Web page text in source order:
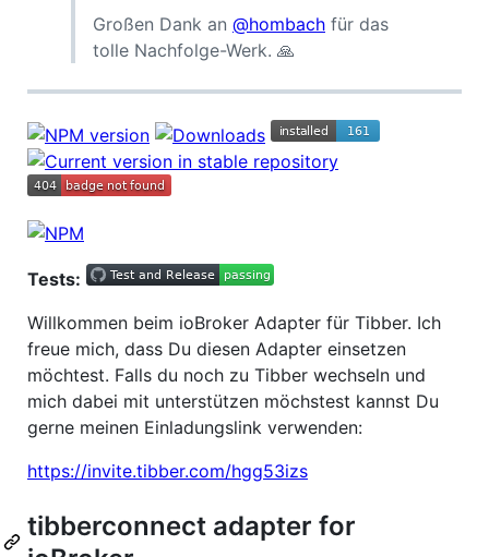
Großen Dank an @hombach für das
tolle Nachfolge-Werk. 🙏
Tests:
Willkommen beim ioBroker Adapter für Tibber. Ich
freue mich, dass Du diesen Adapter einsetzen
möchtest. Falls du noch zu Tibber wechseln und
mich dabei mit unterstützen möchstest kannst Du
gerne meinen Einladungslink verwenden:
https://invite.tibber.com/hgg53izs
tibberconnect adapter for